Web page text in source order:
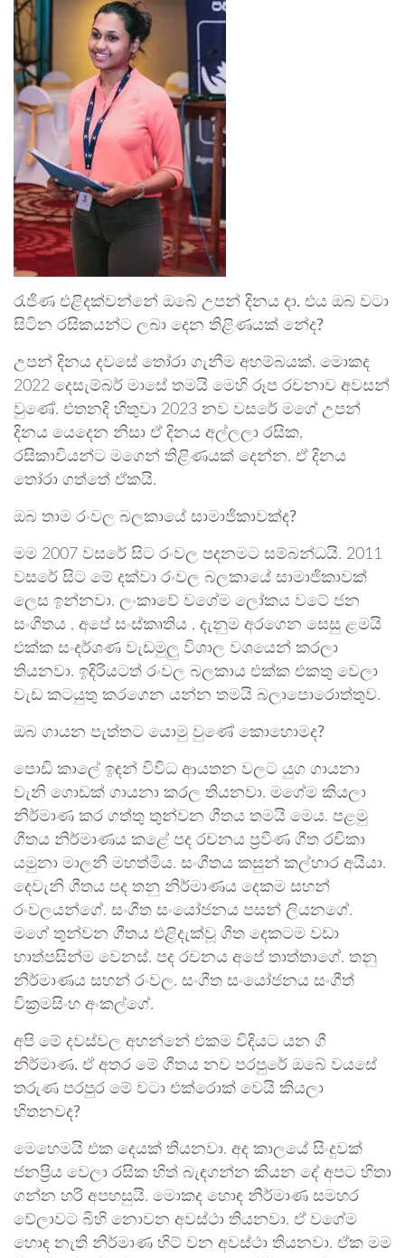
රැජිණ එළිදක්වන්නේ ඔබේ උපන් දිනය දා. එය ඔබ වටා
සිටින රසිකයන්ට ලබා දෙන තිළිණයක් නේද?
උපන් දිනය දවසේ තෝරා ගැනීම අහම්බයක්. මොකද
2022 දෙසැම්බර් මාසේ තමයි මෙහි රූප රචනාව අවසන්
වුණේ. එතනදි හිතුවා 2023 නව වසරේ මගේ උපන්
දිනය යෙදෙන නිසා ඒ දිනය අල්ලලා රසික,
රසිකාවියන්ට මගෙන් තිළිණයක් දෙන්න. ඒ දිනය
තෝරා ගත්තේ ඒකයි.
ඔබ තාම රංවල බලකායේ සාමාජිකාවක්ද?
මම 2007 වසරේ සිට රංවල පදනමට සම්බන්ධයි. 2011
වසරේ සිට මේ දක්වා රංවල බලකායේ සාමාජිකාවක්
ලෙස ඉන්නවා. ලංකාවේ වගේම ලෝකය වටේ ජන
සංගීතය , අපේ සංස්කෘතිය , දැනුම අරගෙන සෙසු ළමයි
එක්ක සංදර්ශණ වැඩමුලු විශාල වශයෙන් කරලා
තියනවා. ඉදිරියටත් රංවල බලකාය එක්ක එකතු වෙලා
වැඩ කටයුතු කරගෙන යන්න තමයි බලාපොරොත්තුව.
ඔබ ගායන පැත්තට යොමු වුණේ කොහොමද?
පොඩි කාලේ ඉඳන් විවිධ ආයතන වලට යුග ගායනා
වැනි ගොඩක් ගායනා කරල තියනවා. මගේම කියලා
නිර්මාණ කර ගත්තු තුන්වන ගීතය තමයි මෙය. පළමු
ගීතය නිර්මාණය කළේ පද රචනය ප්‍රවීණ ගීත රචිකා
යමුනා මාලනී මහත්මිය. සංගීතය කසුන් කල්හාර අයියා.
දෙවැනි ගීතය පද තනු නිර්මාණය දෙකම සහන්
රංවලයන්ගේ. සංගීත සංයෝජනය පසන් ලියනගේ.
මගේ තුන්වන ගීතය එළිදැක්වූ ගීත දෙකටම වඩා
හාත්පසින්ම වෙනස්. පද රචනය අපේ තාත්තාගේ. තනු
නිර්මාණය සහන් රංවල. සංගීත සංයෝජනය සංගීත්
වික්‍රමසිංහ අංකල්ගේ.
අපි මේ දවස්වල අහන්නේ එකම විදියට යන ගී
නිර්මාණ. ඒ අතර මේ ගීතය නව පරපුරේ ඔබේ වයසේ
තරුණ පරපුර ‌මේ වටා එක්රොක් වෙයි කියලා
හිතනවද?
මෙහෙමයි එක දෙයක් තියනවා. අද කාලයේ සිංදුවක්
ජනප්‍රිය වෙලා රසික හිත් බැඳගන්න කියන දේ අපට හිතා
ගන්න හරි අපහසුයි. මොකද හොඳ නිර්මාණ සමහර
වේලාවට බිහි නොවන අවස්ථා තියනවා. ඒ වගේම
හොඳ නැති නිර්මාණ හිට් වන අවස්ථා තියනවා. ඒක මම